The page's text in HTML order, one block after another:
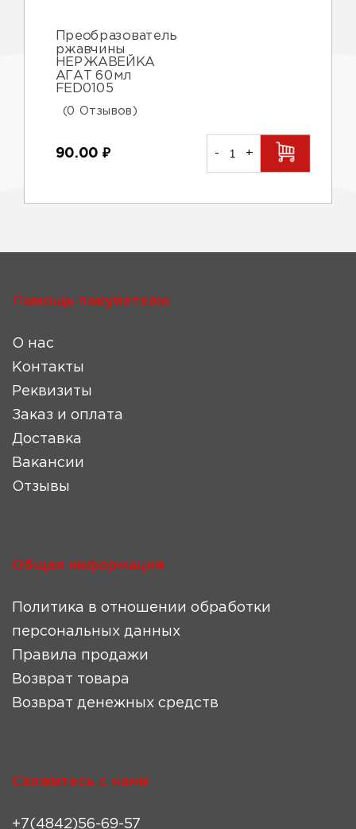
Преобразователь
ржавчины
НЕРЖАВЕЙКА
АГАТ 60мл
FED0105
(0 Отзывов)
90.00 ₽ - +
Помощь покупателю
О нас
Контакты
Реквизиты
Заказ и оплата
Доставка
Вакансии
Отзывы
Общая информация
Политика в отношении обработки
персональных данных
Правила продажи
Возврат товара
Возврат денежных средств
Свяжитесь с нами
+7(4842)56-69-57